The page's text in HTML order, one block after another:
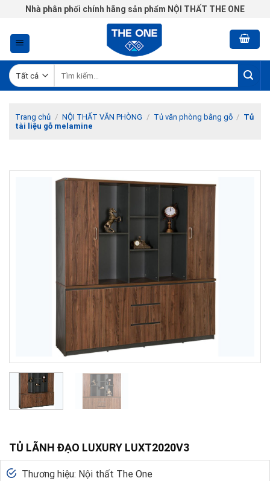
Chuyển
nội
dung
Nhà phân phối chính hãng sản phẩm NỘI THẤT THE ONE
kiếm:
Trang chủ / NỘI THẤT VĂN PHÒNG / Tủ văn phòng bằng gỗ / Tủ
tài liệu gỗ melamine
TỦ LÃNH ĐẠO LUXURY LUXT2020V3
Thương hiệu: Nội thất The One